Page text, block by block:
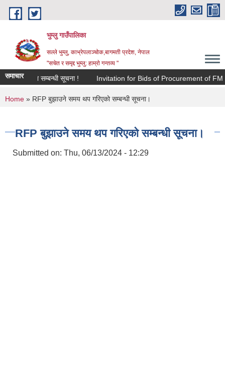
Skip to main content
भुम्लु गाउँपालिका
सल्ले भुम्लु, काभ्रेपलाञ्चोक,बागमती प्रदेश, नेपाल
"सचेत र समृद्द भुम्लु: हाम्राे गन्तव्य "
समाचारहुने सम्बन्धी सूचना ! Invitation for Bids of Procurement of FM
You are here
Home » RFP बुझाउने समय थप गरिएको सम्बन्धी सूचना।
RFP बुझाउने समय थप गरिएको सम्बन्धी सूचना।
Submitted on: Thu, 06/13/2024 - 12:29